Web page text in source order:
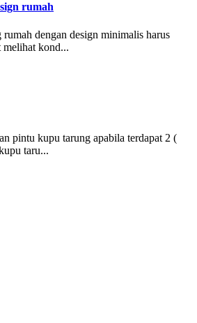
rumah
dengan design minimalis harus
melihat kond...
pintu kupu tarung apabila terdapat 2 (
taru...